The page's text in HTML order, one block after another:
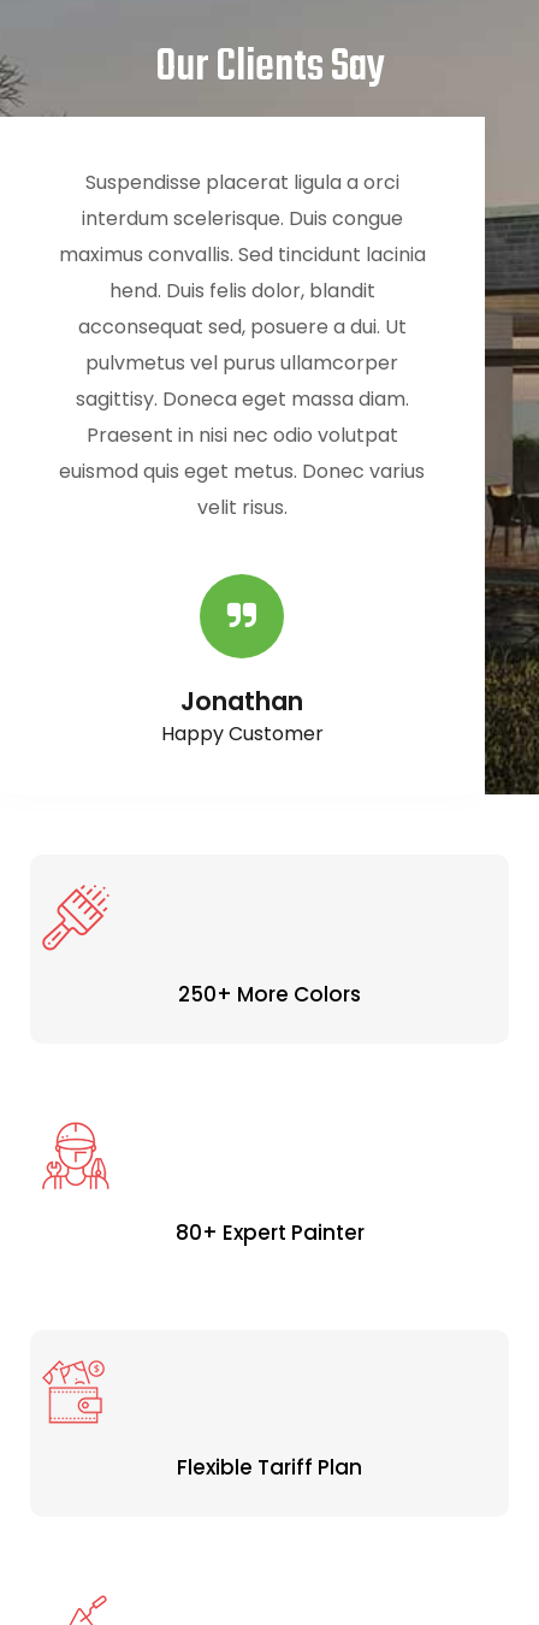
Our Clients Say
Suspendisse placerat ligula a orci
interdum scelerisque. Duis congue
maximus convallis. Sed tincidunt lacinia
hend. Duis felis dolor, blandit
acconsequat sed, posuere a dui. Ut
pulvmetus vel purus ullamcorper
sagittisy. Doneca eget massa diam.
Praesent in nisi nec odio volutpat
euismod quis eget metus. Donec varius
velit risus.
Jonathan
Happy Customer
250+ More Colors
80+ Expert Painter
Flexible Tariff Plan